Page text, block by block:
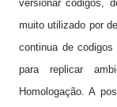
versionar códigos,
muito utilizado por
continua de
para replicar
Homologação. A